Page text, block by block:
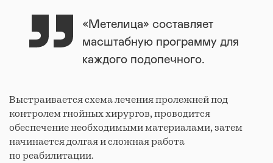
«Метелица» составляет
масштабную программу для
каждого подопечного.
Выстраивается схема лечения пролежней под
контролем гнойных хирургов, проводится
обеспечение необходимыми материалами, затем
начинается долгая и сложная работа
по реабилитации.